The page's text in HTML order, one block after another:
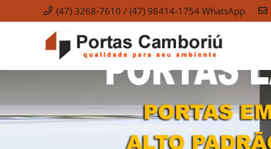
(47) 3268-7610 / (47) 98414-1754 WhatsApp